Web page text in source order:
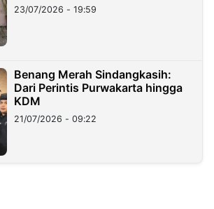
23/07/2026 - 19:59
Benang Merah Sindangkasih:
Dari Perintis Purwakarta hingga
KDM
21/07/2026 - 09:22